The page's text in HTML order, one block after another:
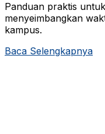
Panduan praktis
menyeimbangkan
kampus.
Baca Selengkapnya